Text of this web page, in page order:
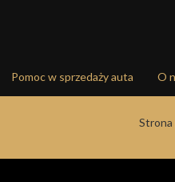
Pomoc w sprzedaży auta O
Strona